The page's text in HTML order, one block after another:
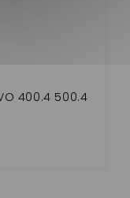
400.4 500.4